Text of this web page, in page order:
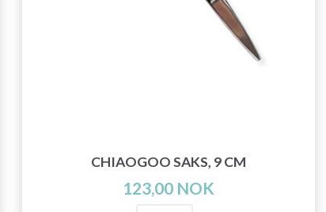
CHIAOGOO SAKS, 9 CM
123,00 NOK